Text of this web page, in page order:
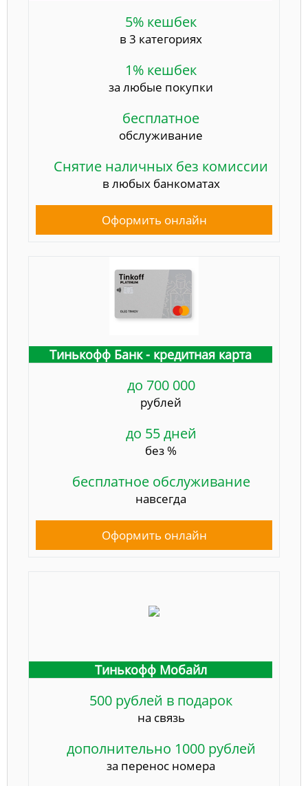
5% кешбек
в 3 категориях
1% кешбек
за любые покупки
бесплатное
обслуживание
Снятие наличных без комиссии
в любых банкоматах
Оформить онлайн
Тинькофф Банк - кредитная карта
до 700 000
рублей
до 55 дней
без %
бесплатное обслуживание
навсегда
Оформить онлайн
Тинькофф Мобайл
500 рублей в подарок
на связь
дополнительно 1000 рублей
за перенос номера